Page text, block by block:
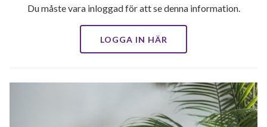
Du måste vara inloggad för att se denna information.
LOGGA IN HÄR